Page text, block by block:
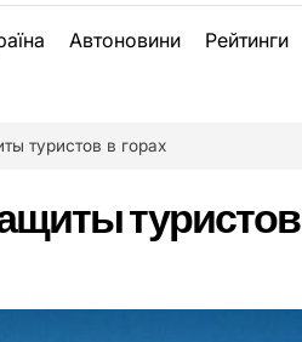
Автоновини Рейтинги
туристов в горах
туристов